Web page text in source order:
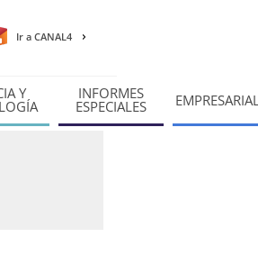
Ir a CANAL4
Y INFORMES
ESPECIALES